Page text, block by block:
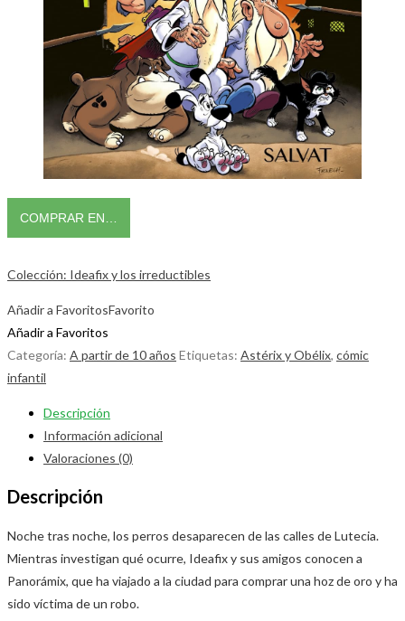
COMPRAR EN…
Colección: Ideafix y los irreductibles
Añadir a FavoritosFavorito
Añadir a Favoritos
Categoría: A partir de 10 años Etiquetas: Astérix y Obélix, cómic
infantil
Descripción
Información adicional
Valoraciones (0)
Descripción
Noche tras noche, los perros desaparecen de las calles de Lutecia.
Mientras investigan qué ocurre, Ideafix y sus amigos conocen a
Panorámix, que ha viajado a la ciudad para comprar una hoz de oro y ha
sido víctima de un robo.